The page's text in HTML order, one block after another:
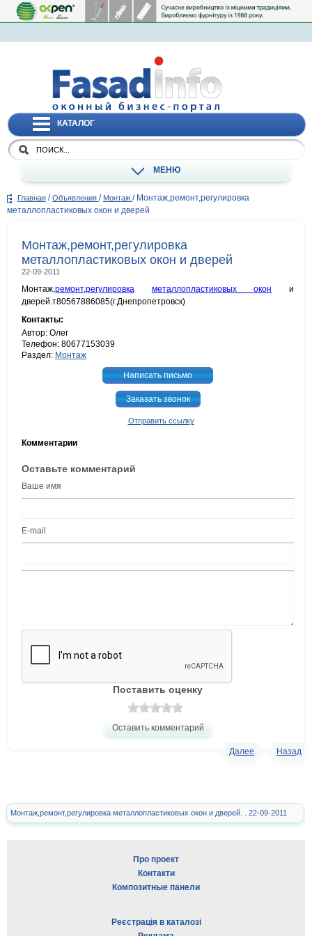
КАТАЛОГ
МЕНЮ
Главная / Объявления / Монтаж / Монтаж,ремонт,регулировка
металлопластиковых окон и дверей
Монтаж,ремонт,регулировка
металлопластиковых окон и дверей
22-09-2011
Монтаж,ремонт,регулировка металлопластиковых окон и
дверей.т80567886085(г.Днепропетровск)
Контакты:
Автор: Олег
Телефон: 80677153039
Раздел: Монтаж
Написать письмо
Заказать звонок
Отправить ссылку
Комментарии
Оставьте комментарий
Ваше имя
E-mail
Поставить оценку
Оставить комментарий
Назад
Далее
Монтаж,ремонт,регулировка металлопластиковых окон и дверей. . 22-09-2011
Про проект
Контакти
Композитные панели
Реєстрація в каталозі